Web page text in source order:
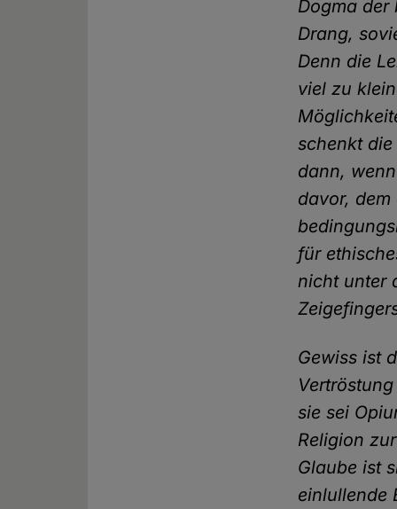
Dogma der
Drang,
Denn die
viel zu
schenkt
dann,
davor,
für
nicht unter
Gewiss ist
sie sei
Religion
Glaube ist
einlullende